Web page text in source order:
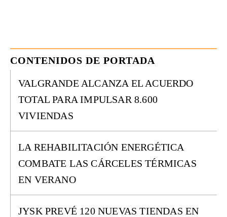
CONTENIDOS DE PORTADA
VALGRANDE ALCANZA EL ACUERDO
TOTAL PARA IMPULSAR 8.600
VIVIENDAS
LA REHABILITACIÓN ENERGÉTICA
COMBATE LAS CÁRCELES TÉRMICAS
EN VERANO
JYSK PREVÉ 120 NUEVAS TIENDAS EN